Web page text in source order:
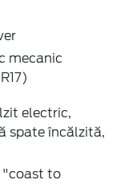
mecanic
electric,
spate încălzită,
"coast to